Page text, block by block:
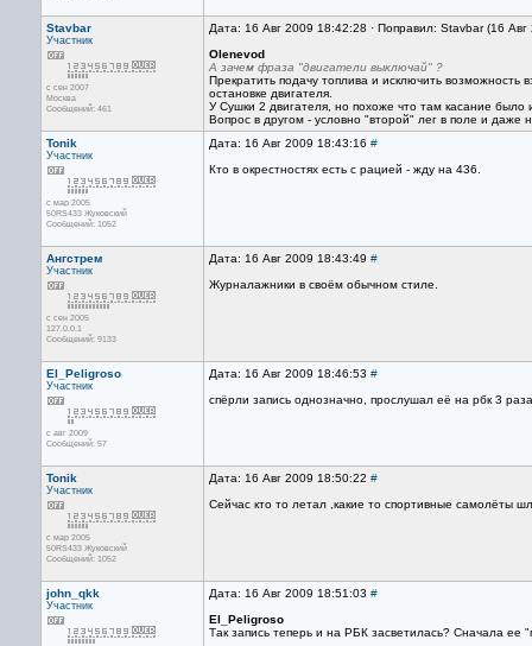
Stavbar
Участник
с сен 2007
Москва
Сообщений: 461
Дата: 16 Авг 2009 18:42:28 · Поправил: Stavbar (16
Olenevod
А зачем фраза "двигатели выключай" ?
Прекратить подачу топлива и исключить
остановке двигателя.
У Сушки 2 двигателя, но похоже что там касание было
Вопрос в другом - условно "второй" лег в поле и даже
Tonik
Участник
с мар 2005
50RS433 Жуковский
Сообщений: 1052
Дата: 16 Авг 2009 18:43:16 #
Кто в окрестностях есть с рацией - жду на 436.
Ангстрем
Участник
с сен 2005
127.0.0.1
Сообщений: 9133
Дата: 16 Авг 2009 18:43:49 #
Журналажники в своём обычном стиле.
El_Peligroso
Участник
с авг 2009
Сообщений: 57
Дата: 16 Авг 2009 18:46:53 #
спёрли запись однозначно, прослушал её на рбк 3
Tonik
Участник
с мар 2005
50RS433 Жуковский
Сообщений: 1052
Дата: 16 Авг 2009 18:50:22 #
Сейчас кто то летал ,какие то спортивные самолёты
john_qkk
Участник
Дата: 16 Авг 2009 18:51:03 #
El_Peligroso
Так запись теперь и на РБК засветилась? Сначала ее